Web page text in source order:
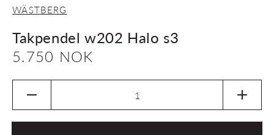
WÄSTBERG
Takpendel w202 Halo s3
Vanlig
pris
5.750 NOK
antallet
for
Øk
for